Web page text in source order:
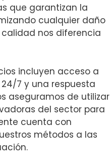
que garantizan la
cualquier daño
nos diferencia
incluyen acceso a
7 y una respuesta
aseguramos de utilizar
del sector para
cuenta con
métodos a las